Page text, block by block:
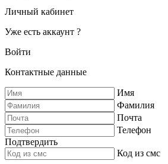
Личный кабинет
Уже есть аккаунт ?
Войти
Контактные данные
Имя
Фамилия
Почта
Телефон
Подтвердить
Код из смс